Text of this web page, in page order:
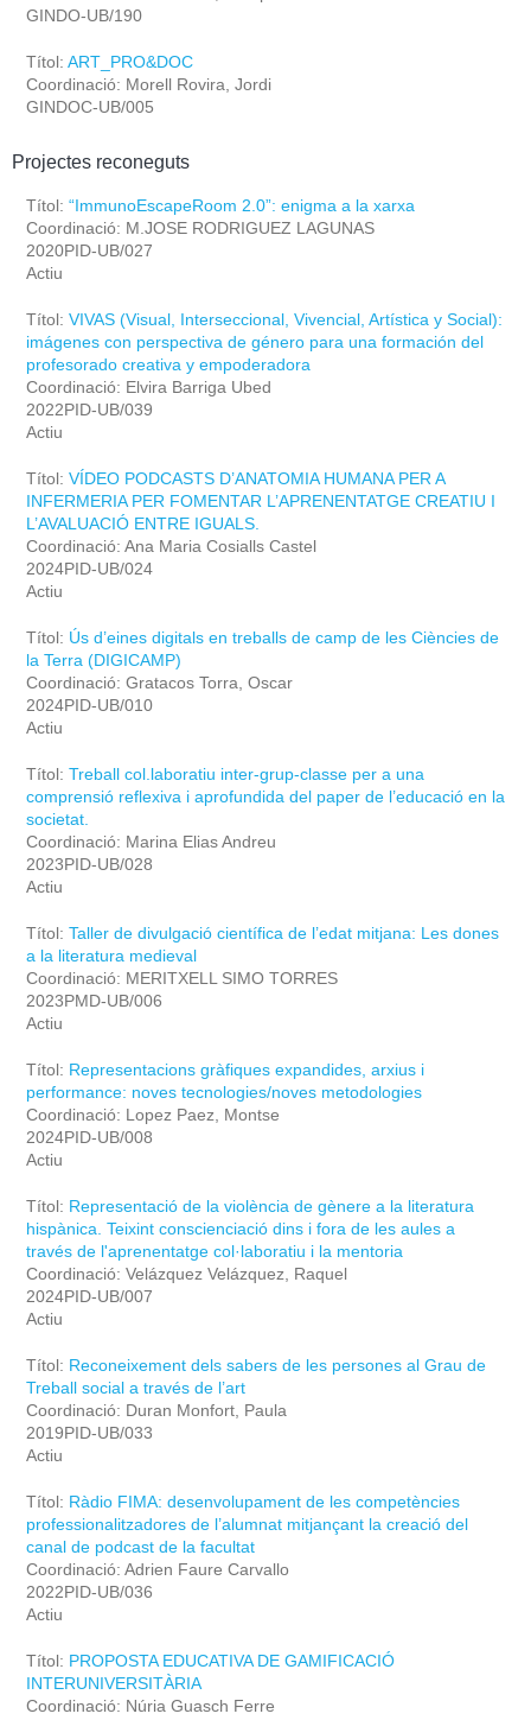
GINDO-UB/190
Títol: ART_PRO&DOC
Coordinació: Morell Rovira, Jordi
GINDOC-UB/005
Projectes reconeguts
Títol: “ImmunoEscapeRoom 2.0”: enigma a la xarxa
Coordinació: M.JOSE RODRIGUEZ LAGUNAS
2020PID-UB/027
Actiu
Títol: VIVAS (Visual, Interseccional, Vivencial, Artística y Social):
imágenes con perspectiva de género para una formación del
profesorado creativa y empoderadora
Coordinació: Elvira Barriga Ubed
2022PID-UB/039
Actiu
Títol: VÍDEO PODCASTS D’ANATOMIA HUMANA PER A
INFERMERIA PER FOMENTAR L’APRENENTATGE CREATIU I
L’AVALUACIÓ ENTRE IGUALS.
Coordinació: Ana Maria Cosialls Castel
2024PID-UB/024
Actiu
Títol: Ús d’eines digitals en treballs de camp de les Ciències de
la Terra (DIGICAMP)
Coordinació: Gratacos Torra, Oscar
2024PID-UB/010
Actiu
Títol: Treball col.laboratiu inter-grup-classe per a una
comprensió reflexiva i aprofundida del paper de l’educació en la
societat.
Coordinació: Marina Elias Andreu
2023PID-UB/028
Actiu
Títol: Taller de divulgació científica de l’edat mitjana: Les dones
a la literatura medieval
Coordinació: MERITXELL SIMO TORRES
2023PMD-UB/006
Actiu
Títol: Representacions gràfiques expandides, arxius i
performance: noves tecnologies/noves metodologies
Coordinació: Lopez Paez, Montse
2024PID-UB/008
Actiu
Títol: Representació de la violència de gènere a la literatura
hispànica. Teixint conscienciació dins i fora de les aules a
través de l'aprenentatge col·laboratiu i la mentoria
Coordinació: Velázquez Velázquez, Raquel
2024PID-UB/007
Actiu
Títol: Reconeixement dels sabers de les persones al Grau de
Treball social a través de l’art
Coordinació: Duran Monfort, Paula
2019PID-UB/033
Actiu
Títol: Ràdio FIMA: desenvolupament de les competències
professionalitzadores de l’alumnat mitjançant la creació del
canal de podcast de la facultat
Coordinació: Adrien Faure Carvallo
2022PID-UB/036
Actiu
Títol: PROPOSTA EDUCATIVA DE GAMIFICACIÓ
INTERUNIVERSITÀRIA
Coordinació: Núria Guasch Ferre